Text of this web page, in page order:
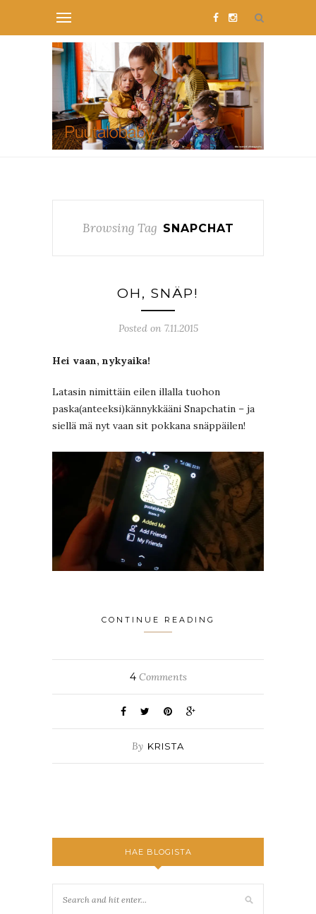
Browsing Tag SNAPCHAT
OH, SNÄP!
Posted on 7.11.2015
Hei vaan, nykyaika!
Latasin nimittäin eilen illalla tuohon
paska(anteeksi)kännykkääni Snapchatin – ja
siellä mä nyt vaan sit pokkana snäppäilen!
CONTINUE READING
4Comments
By KRISTA
HAE BLOGISTA